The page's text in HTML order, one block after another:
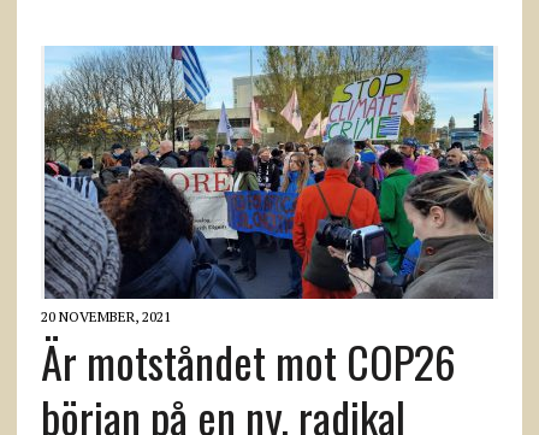
20 NOVEMBER, 2021
Är motståndet mot COP26
början på en ny, radikal